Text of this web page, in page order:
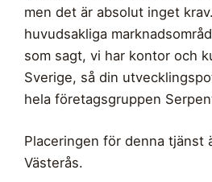
men det är absolut inget
huvudsakliga
som sagt, vi har kontor och
Sverige, så din
hela företagsgruppen
Placeringen för denna tjänst
Västerås.